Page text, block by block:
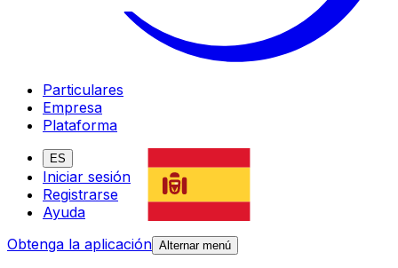
Particulares
Empresa
Plataforma
ES
Iniciar sesión
Registrarse
Ayuda
Obtenga la aplicación Alternar menú